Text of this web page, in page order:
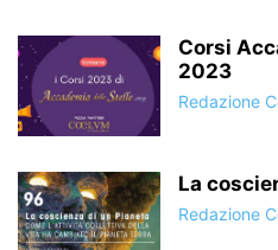
Corsi
2023
Redazione
La
Redazione